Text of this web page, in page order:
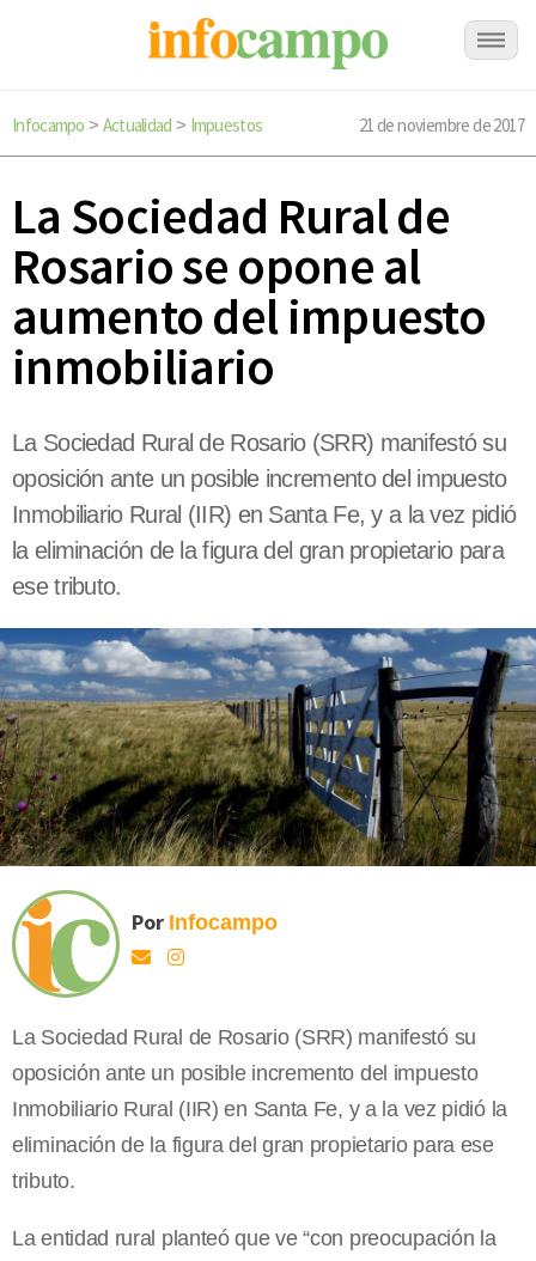
Infocampo > Actualidad > Impuestos 21 de noviembre de 2017
La Sociedad Rural de
Rosario se opone al
aumento del impuesto
inmobiliario
La Sociedad Rural de Rosario (SRR) manifestó su
oposición ante un posible incremento del impuesto
Inmobiliario Rural (IIR) en Santa Fe, y a la vez pidió
la eliminación de la figura del gran propietario para
ese tributo.
Por Infocampo
La Sociedad Rural de Rosario (SRR) manifestó su
oposición ante un posible incremento del impuesto
Inmobiliario Rural (IIR) en Santa Fe, y a la vez pidió la
eliminación de la figura del gran propietario para ese
tributo.
La entidad rural planteó que ve “con preocupación la